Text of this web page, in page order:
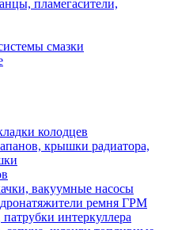
пламегасители,
смазки
колодцев
крышки радиатора,
вакуумные насосы
ремня ГРМ
интеркуллера